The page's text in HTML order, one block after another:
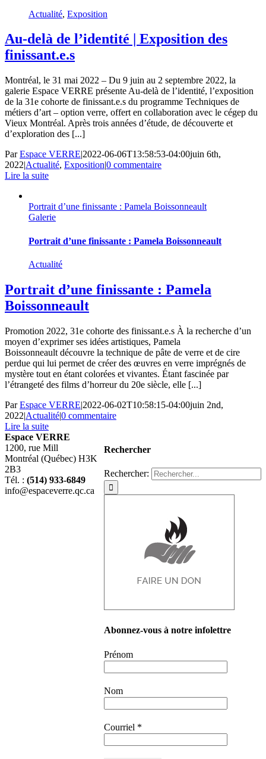
Actualité, Exposition
Au-delà de l’identité | Exposition des
finissant.e.s
Montréal, le 31 mai 2022 – Du 9 juin au 2 septembre 2022, la
galerie Espace VERRE présente Au-delà de l’identité, l’exposition
de la 31e cohorte de finissant.e.s du programme Techniques de
métiers d’art – option verre, offert en collaboration avec le cégep du
Vieux Montréal. Après trois années d’étude, de découverte et
d’exploration des [...]
ParEspace VERRE|2022-06-06T13:58:53-04:00juin 6th,
2022|Actualité, Exposition|0 commentaire
Lire la suite
Portrait d’une finissante : Pamela Boissonneault
Galerie
Portrait d’une finissante : Pamela Boissonneault
Actualité
Portrait d’une finissante : Pamela
Boissonneault
Promotion 2022, 31e cohorte des finissant.e.s À la recherche d’un
moyen d’exprimer ses idées artistiques, Pamela
Boissonneault découvre la technique de pâte de verre et de cire
perdue qui lui permet de créer des œuvres en verre imprégnés de
mystère tout en étant colorées et vivantes. Étant fascinée par
l’étrangeté des films d’horreur du 20e siècle, elle [...]
ParEspace VERRE|2022-06-02T10:58:15-04:00juin 2nd,
2022|Actualité|0 commentaire
Lire la suite
Rechercher
Rechercher:
Abonnez-vous à notre infolettre
Prénom
Nom
Courriel *
Espace VERRE
1200, rue Mill
Montréal (Québec) H3K
2B3
Tél. : (514) 933-6849
info@espaceverre.qc.ca